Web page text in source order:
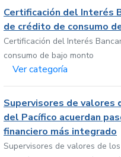
Certificación del Interés
de crédito de consumo
Certificación del Interés
consumo de bajo monto
Ver categoría
Supervisores de valores
del Pacífico acuerdan
financiero más integrado
Supervisores de valores de